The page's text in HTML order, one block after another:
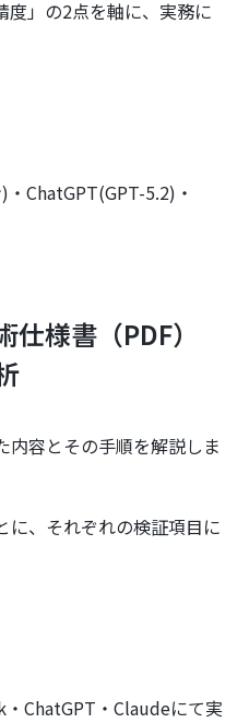
度」の2点を軸に、実務に
ChatGPT(GPT-5.2)・
様書（PDF）
内容とその手順を解説しま
に、それぞれの検証項目に
ChatGPT・Claudeにて実